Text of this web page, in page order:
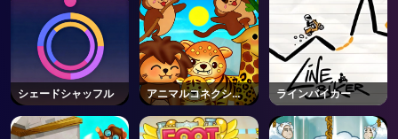
シェードシャッフル
アニマルコネクショ
ン
ラインバイカー